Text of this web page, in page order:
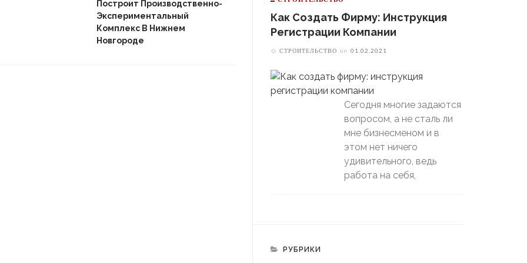
Построит Производственно-
Экспериментальный
Комплекс В Нижнем
Новгороде
Домашний Матч
Как Создать Фирму: Инструкция
Регистрации Компании
СТРОИТЕЛЬСТВО on 01.02.2021
Сегодня многие задаются
вопросом, а не сталь ли
мне бизнесменом и в
этом нет ничего
удивительного, ведь
работа на себя,
РУБРИКИ